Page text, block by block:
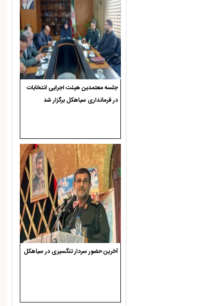
جلسه معتمدین هیئت اجرایی انتخابات
در فرمانداری سیاهکل برگزار شد
آخرین حضور سردار تنگسیری در سیاهکل